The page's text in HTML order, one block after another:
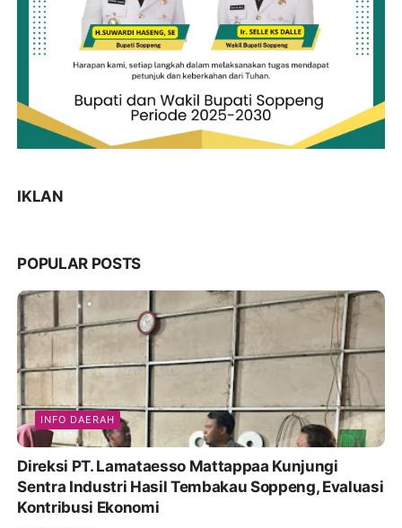
IKLAN
POPULAR POSTS
INFO DAERAH
Direksi PT. Lamataesso Mattappaa Kunjungi
Sentra Industri Hasil Tembakau Soppeng, Evaluasi
Kontribusi Ekonomi